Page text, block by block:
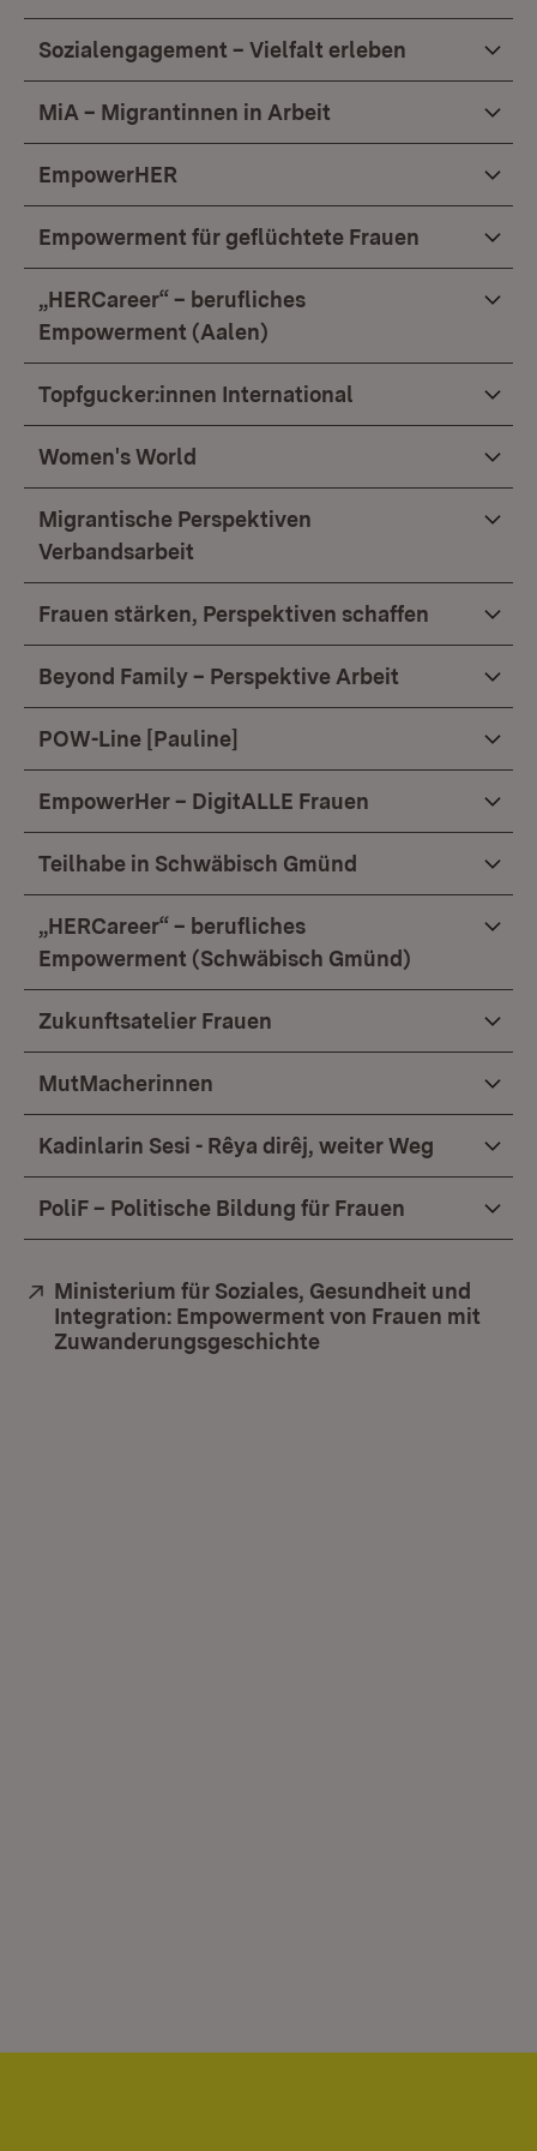
Sozialengagement – Vielfalt erleben
MiA – Migrantinnen in Arbeit
EmpowerHER
Empowerment für geflüchtete Frauen
„HERCareer“ – berufliches
Empowerment (Aalen)
Topfgucker:innen International
Women's World
Migrantische Perspektiven
Verbandsarbeit
Frauen stärken, Perspektiven schaffen
Beyond Family – Perspektive Arbeit
POW-Line [Pauline]
EmpowerHer – DigitALLE Frauen
Teilhabe in Schwäbisch Gmünd
„HERCareer“ – berufliches
Empowerment (Schwäbisch Gmünd)
Zukunftsatelier Frauen
MutMacherinnen
Kadinlarin Sesi - Rêya dirêj, weiter Weg
PoliF – Politische Bildung für Frauen
Extern:
Ministerium für Soziales, Gesundheit und
Integration: Empowerment von Frauen mit
Zuwanderungsgeschichte